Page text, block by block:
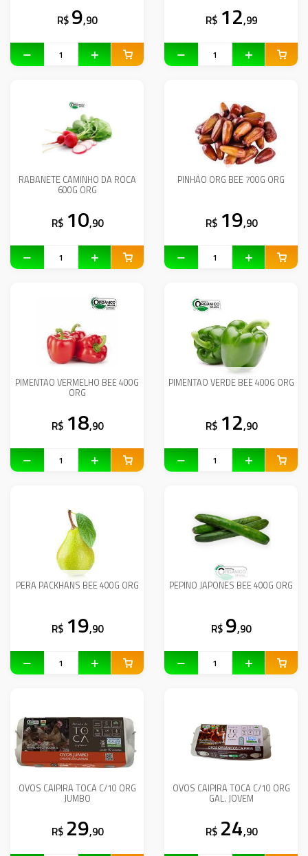
R$ 9,90 R$ 12,99
RABANETE CAMINHO DA ROCA
600G ORG
R$ 10,90
PINHÃO ORG BEE 700G ORG
R$ 19,90
PIMENTAO VERMELHO BEE 400G
ORG
R$ 18,90
PIMENTAO VERDE BEE 400G ORG
R$ 12,90
PERA PACKHANS BEE 400G ORG
R$ 19,90
PEPINO JAPONES BEE 400G ORG
R$ 9,90
OVOS CAIPIRA TOCA C/10 ORG
JUMBO
R$ 29,90
OVOS CAIPIRA TOCA C/10 ORG
GAL. JOVEM
R$ 24,90